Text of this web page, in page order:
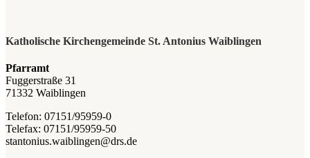
Katholische Kirchengemeinde St. Antonius Waiblingen
Pfarramt
Fuggerstraße 31
71332 Waiblingen
Telefon: 07151/95959-0
Telefax: 07151/95959-50
stantonius.waiblingen@drs.de